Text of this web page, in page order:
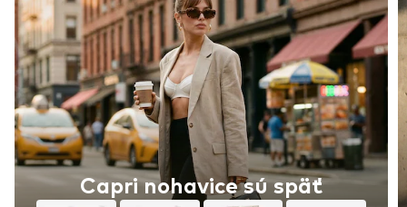
Capri nohavice sú späť